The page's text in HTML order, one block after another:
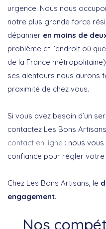
urgence. Nous nous
notre plus grande force
dépanner en moins de
problème et l’endroit où
de la France
ses alentours nous aurons
proximité de chez vous.
Si vous avez besoin d’un
contactez Les Bons Artisans
contact en ligne : nous
confiance pour régler
Chez Les Bons Artisans, le
engagement.
Nos